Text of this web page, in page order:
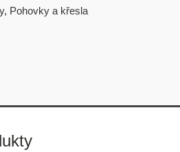
, Pohovky a křesla